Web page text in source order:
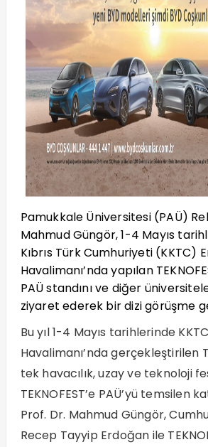
Pamukkale Üniversitesi (PAÜ)
Mahmud Güngör, 1-4 Mayıs
Kıbrıs Türk Cumhuriyeti (KKTC)
Havalimanı’nda yapılan
PAÜ standını ve diğer
ziyaret ederek bir dizi görüşme
Bu yıl 1-4 Mayıs tarihlerinde
Havalimanı’nda gerçekleştirilen
tek havacılık, uzay ve teknoloji
TEKNOFEST’e PAÜ’yü temsilen
Prof. Dr. Mahmud Güngör,
Recep Tayyip Erdoğan ile